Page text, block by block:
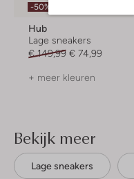
-50%
Hub
Lage sneakers
€ 149,99 € 74,99
+ meer kleuren
Bekijk meer
Lage sneakers